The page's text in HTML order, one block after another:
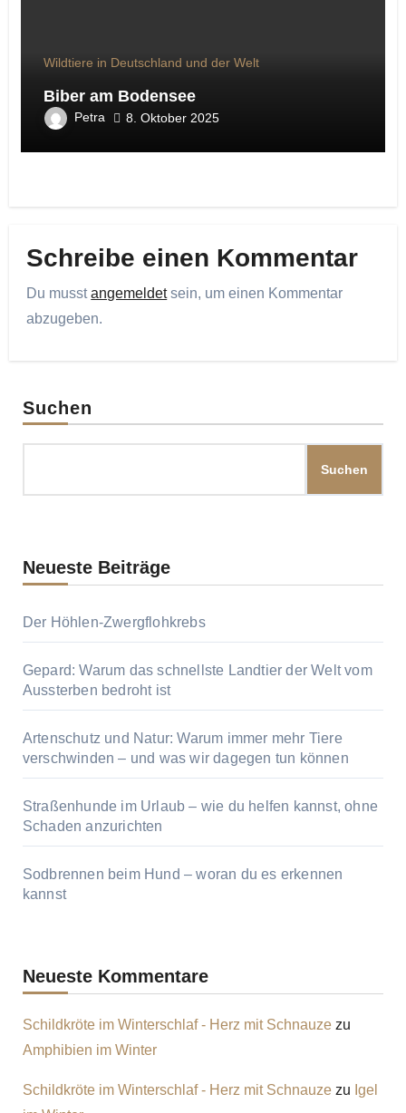
Wildtiere in Deutschland und der Welt
Biber am Bodensee
Petra 8. Oktober 2025
Schreibe einen Kommentar
Du musstangemeldetsein, um einen Kommentar
abzugeben.
Suchen
Suchen
Neueste Beiträge
Der Höhlen-Zwergflohkrebs
Gepard: Warum das schnellste Landtier der Welt vom
Aussterben bedroht ist
Artenschutz und Natur: Warum immer mehr Tiere
verschwinden – und was wir dagegen tun können
Straßenhunde im Urlaub – wie du helfen kannst, ohne
Schaden anzurichten
Sodbrennen beim Hund – woran du es erkennen
kannst
Neueste Kommentare
Schildkröte im Winterschlaf - Herz mit Schnauzezu
Amphibien im Winter
Schildkröte im Winterschlaf - Herz mit Schnauzezu Igel